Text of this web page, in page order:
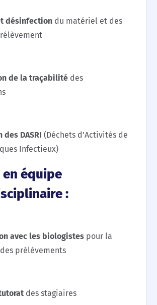
désinfection du matériel et des
de la traçabilité des
DASRI (Déchets d’Activités de
Infectieux)
en équipe
:
avec les biologistes pour la
prélèvements
des stagiaires